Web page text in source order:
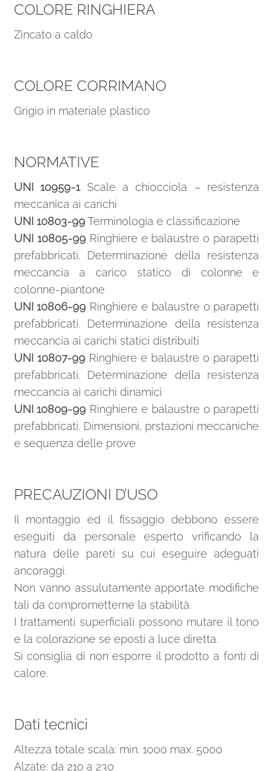
COLORE RINGHIERA
Zincato a caldo
COLORE CORRIMANO
Grigio in materiale plastico
NORMATIVE
UNI 10959-1Scale a chiocciola – resistenza
meccanica ai carichi
UNI 10803-99Terminologia e classificazione
UNI 10805-99Ringhiere e balaustre o parapetti
prefabbricati. Determinazione della resistenza
meccancia a carico statico di colonne e
colonne-piantone
UNI 10806-99 Ringhiere e balaustre o parapetti
prefabbricati. Determinazione della resistenza
meccancia ai carichi statici distribuiti
UNI 10807-99Ringhiere e balaustre o parapetti
prefabbricati. Determinazione della resistenza
meccancia ai carichi dinamici
UNI 10809-99 Ringhiere e balaustre o parapetti
prefabbricati. Dimensioni, prstazioni meccaniche
e sequenza delle prove
PRECAUZIONI D’USO
Il montaggio ed il fissaggio debbono essere
eseguiti da personale esperto vrificando la
natura delle pareti su cui eseguire adeguati
ancoraggi.
Non vanno assulutamente apportate modifiche
tali da comprometterne la stabilità.
I trattamenti superficiali possono mutare il tono
e la colorazione se eposti a luce diretta.
Si consiglia di non esporre il prodotto a fonti di
calore.
Dati tecnici
Altezza totale scala: min. 1000 max. 5000
Alzate: da 210 a 230